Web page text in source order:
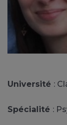
Université :
Spécialité :